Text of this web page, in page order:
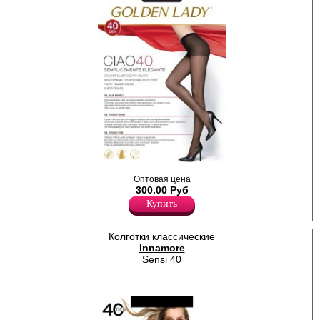
уплотненными шортиками;
уплотненный мысок, без
ластовицы.
Плотность 40ден
Полиамид 88%
Эластан 12%
Оптовая цена
300.00 Руб
Купить
Колготки классические
Innamore
Sensi 40